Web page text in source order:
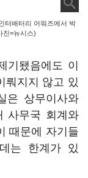
터배터리 어워즈에서 박
진=뉴시스)
기됐음에도 이
뤄지지 않고 있
은 상무이사와
사무국 회계와
때문에 자기들
는 한계가 있